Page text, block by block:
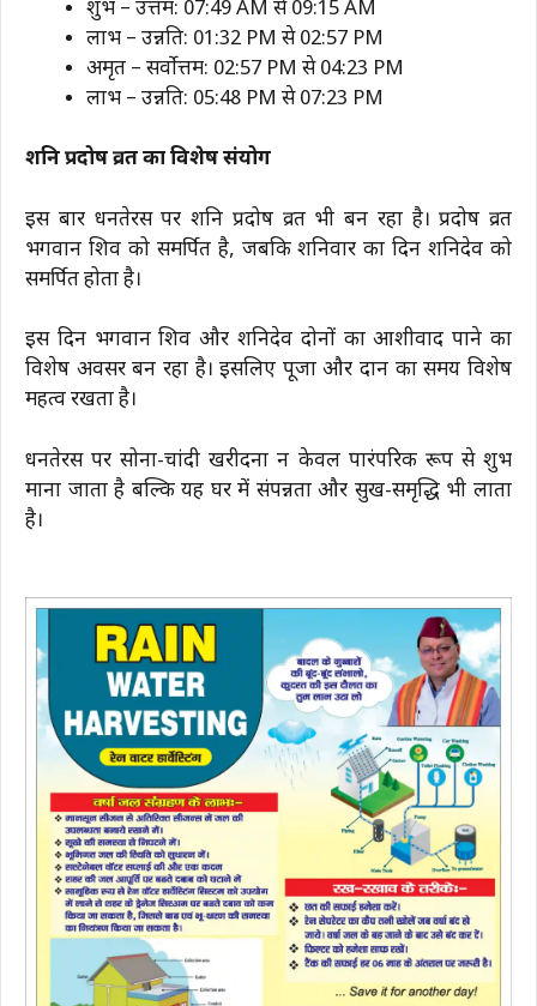
शुभ – उत्तम: 07:49 AM से 09:15 AM
लाभ – उन्नति: 01:32 PM से 02:57 PM
अमृत – सर्वोत्तम: 02:57 PM से 04:23 PM
लाभ – उन्नति: 05:48 PM से 07:23 PM
शनि प्रदोष व्रत का विशेष संयोग
इस बार धनतेरस पर शनि प्रदोष व्रत भी बन रहा है। प्रदोष व्रत
भगवान शिव को समर्पित है, जबकि शनिवार का दिन शनिदेव को
समर्पित होता है।
इस दिन भगवान शिव और शनिदेव दोनों का आशीर्वाद पाने का
विशेष अवसर बन रहा है। इसलिए पूजा और दान का समय विशेष
महत्व रखता है।
धनतेरस पर सोना-चांदी खरीदना न केवल पारंपरिक रूप से शुभ
माना जाता है बल्कि यह घर में संपन्नता और सुख-समृद्धि भी लाता
है।